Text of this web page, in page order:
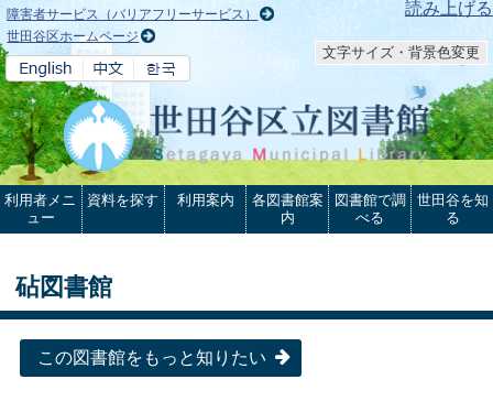
本文へ 読み上げる
障害者サービス（バリアフリーサービス）
世田谷区ホームページ
文字サイズ・背景色変更
利用者メニ
ュー
資料を探す 利用案内
各図書館案
内
図書館で調
べる
世田谷を知
る
砧図書館
この図書館をもっと知りたい